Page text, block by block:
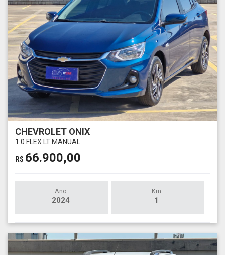
CHEVROLET ONIX
1.0 FLEX LT MANUAL
R$ 66.900,00
Ano
2024
Km
1